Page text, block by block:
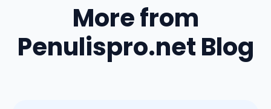
More from
Penulispro.net Blog